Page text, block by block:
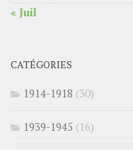
« Juil
CATÉGORIES
1914-1918 (30)
1939-1945 (16)